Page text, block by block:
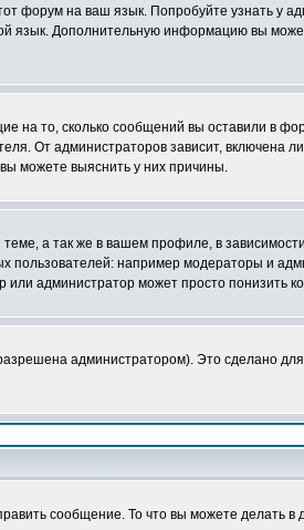
форум на ваш язык. Попробуйте узнать у
язык. Дополнительную информацию вы
на то, сколько сообщений вы оставили в
От администраторов зависит, включена
можете выяснить у них причины.
а так же в вашем профиле, в
пользователей: например модераторы и
администратор может просто понизить
администратором). Это сделано
сообщение. То что вы можете делать